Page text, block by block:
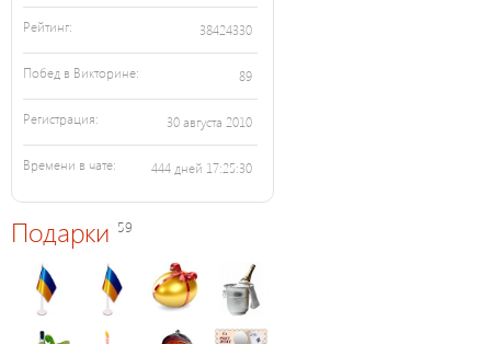
Рейтинг: 38424330
Побед в Викторине: 89
Регистрация: 30 августа 2010
Времени в чате: 444 дней 17:25:30
Подарки 59